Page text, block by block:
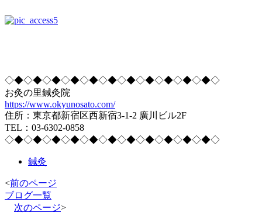
◇◆◇◆◇◆◇◆◇◆◇◆◇◆◇◆◇◆◇◆◇◆◇
お灸の里鍼灸院
https://www.okyunosato.com/
住所：東京都新宿区西新宿3-1-2 廣川ビル2F
TEL：03-6302-0858
◇◆◇◆◇◆◇◆◇◆◇◆◇◆◇◆◇◆◇◆◇◆◇
鍼灸
<前のページ
ブログ一覧
次のページ>